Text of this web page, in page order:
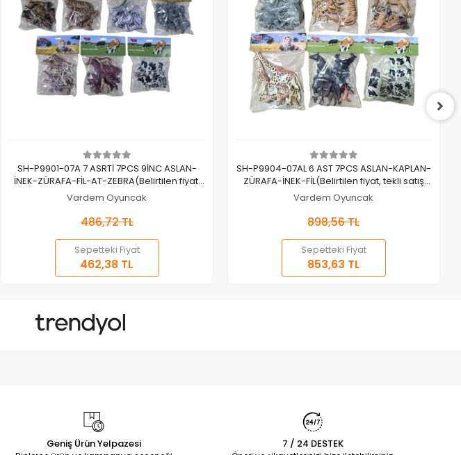
Sepete Ekle
SH-P9901-07A 7 ASRTİ 7PCS 9İNC ASLAN-
İNEK-ZÜRAFA-FİL-AT-ZEBRA(Belirtilen fiyat,
tekli satış için adet fiyatıdır.)
Vardem Oyuncak
486,72 TL
Sepetteki Fiyat
462,38 TL
Sepete Ekle
SH-P9904-07AL 6 AST 7PCS ASLAN-KAPLAN-
ZÜRAFA-İNEK-FİL(Belirtilen fiyat, tekli satış
için adet fiyatıdır.)
Vardem Oyuncak
898,56 TL
Sepetteki Fiyat
853,63 TL
Geniş Ürün Yelpazesi 7 / 24 DESTEK